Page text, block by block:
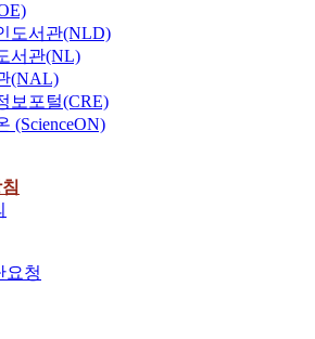
도서관(NLD)
서관(NL)
(NAL)
보포털(CRE)
(ScienceON)
요청